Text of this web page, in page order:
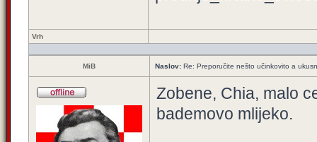
Vrh
MiB Naslov: Re: Preporučite nešto učinkovito a
Zobene, Chia, malo
bademovo mlijeko.